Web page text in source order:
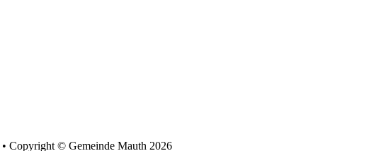
• Copyright © Gemeinde Mauth 2026